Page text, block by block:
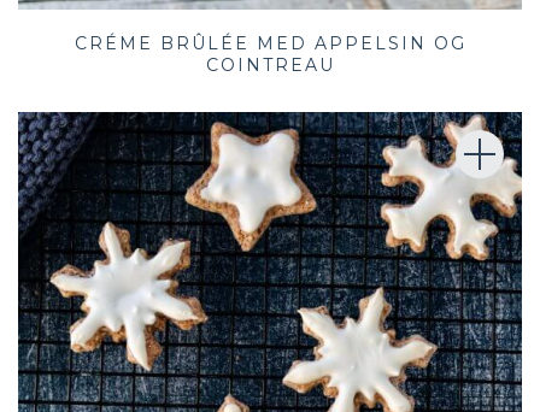
CRÉME BRÛLÉE MED APPELSIN OG
COINTREAU